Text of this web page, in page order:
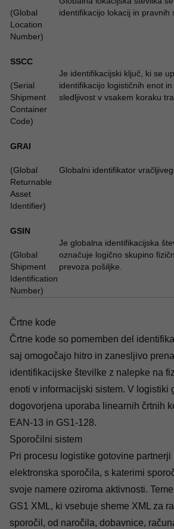
(Global
Location
Number)
identifikacijo lokacij in pravnih
SSCC
(Serial
Shipment
Container
Code)
Je identifikacijski ključ, ki se
identifikacijo logističnih enot
sledljivost v vsakem koraku
GRAI
(Global
Returnable
Asset
Identifier)
Globalni identifikator
GSIN
(Global
Shipment
Identification
Number)
Je globalna identifikacijska
označuje logično skupino
prevoza pošiljke.
Črtne kode
Črtne kode so pomemben del
saj omogočajo hitro in zanesljivo
identifikacijske številke z nalepke na
enoti v informacijski sistem. V logistiki
dogovorjena uporaba linearnih črtnih
EAN-13 in GS1-128.
Sporočilni sistem
Pri procesu logistike gotovine
elektronska sporočila, s katerimi
svoje namere oziroma aktivnosti.
GS1 XML, ki vsebuje sheme XML za
sporočil, od naročila, dobavnice,